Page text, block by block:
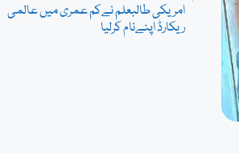
امریکی طالبعلم نےکم عمری میں عالمی
ریکارڈ اپنےنام کرلیا